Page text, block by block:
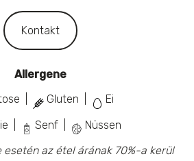
Kontakt
Allergene
|
Gluten |
Ei
|
Senf |
Nüssen
esetén az étel árának 70%-a kerül